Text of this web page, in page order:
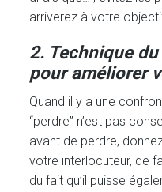
arriverez à votre
2. Technique
pour améliorer
Quand il y a une
“perdre” n’est pas
avant de perdre,
votre interlocuteur, de
du fait qu’il puisse